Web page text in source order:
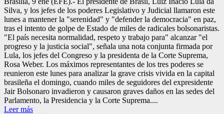
Silva, y los jefes de los poderes Legislativo y Judicial llamaron este
lunes a mantener la "serenidad" y "defender la democracia" en paz,
tras el intento de golpe de Estado de miles de radicales bolsonaristas.
"El país necesita normalidad, respeto y trabajo para" alcanzar "el
progreso y la justicia social", señala una nota conjunta firmada por
Lula, los jefes del Congreso y la presidenta de la Corte Suprema,
Rosa Weber. Los máximos representantes de los tres poderes se
reunieron este lunes para analizar la grave crisis vivida en la capital
brasileña el domingo, cuando miles de seguidores del expresidente
Jair Bolsonaro invadieron y causaron graves daños en las sedes del
Parlamento, la Presidencia y la Corte Suprema....
Leer más